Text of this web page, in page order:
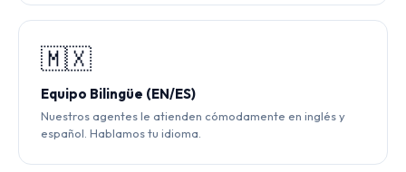
🇲🇽
Equipo Bilingüe (EN/ES)
Nuestros agentes le atienden cómodamente en inglés y
español. Hablamos tu idioma.